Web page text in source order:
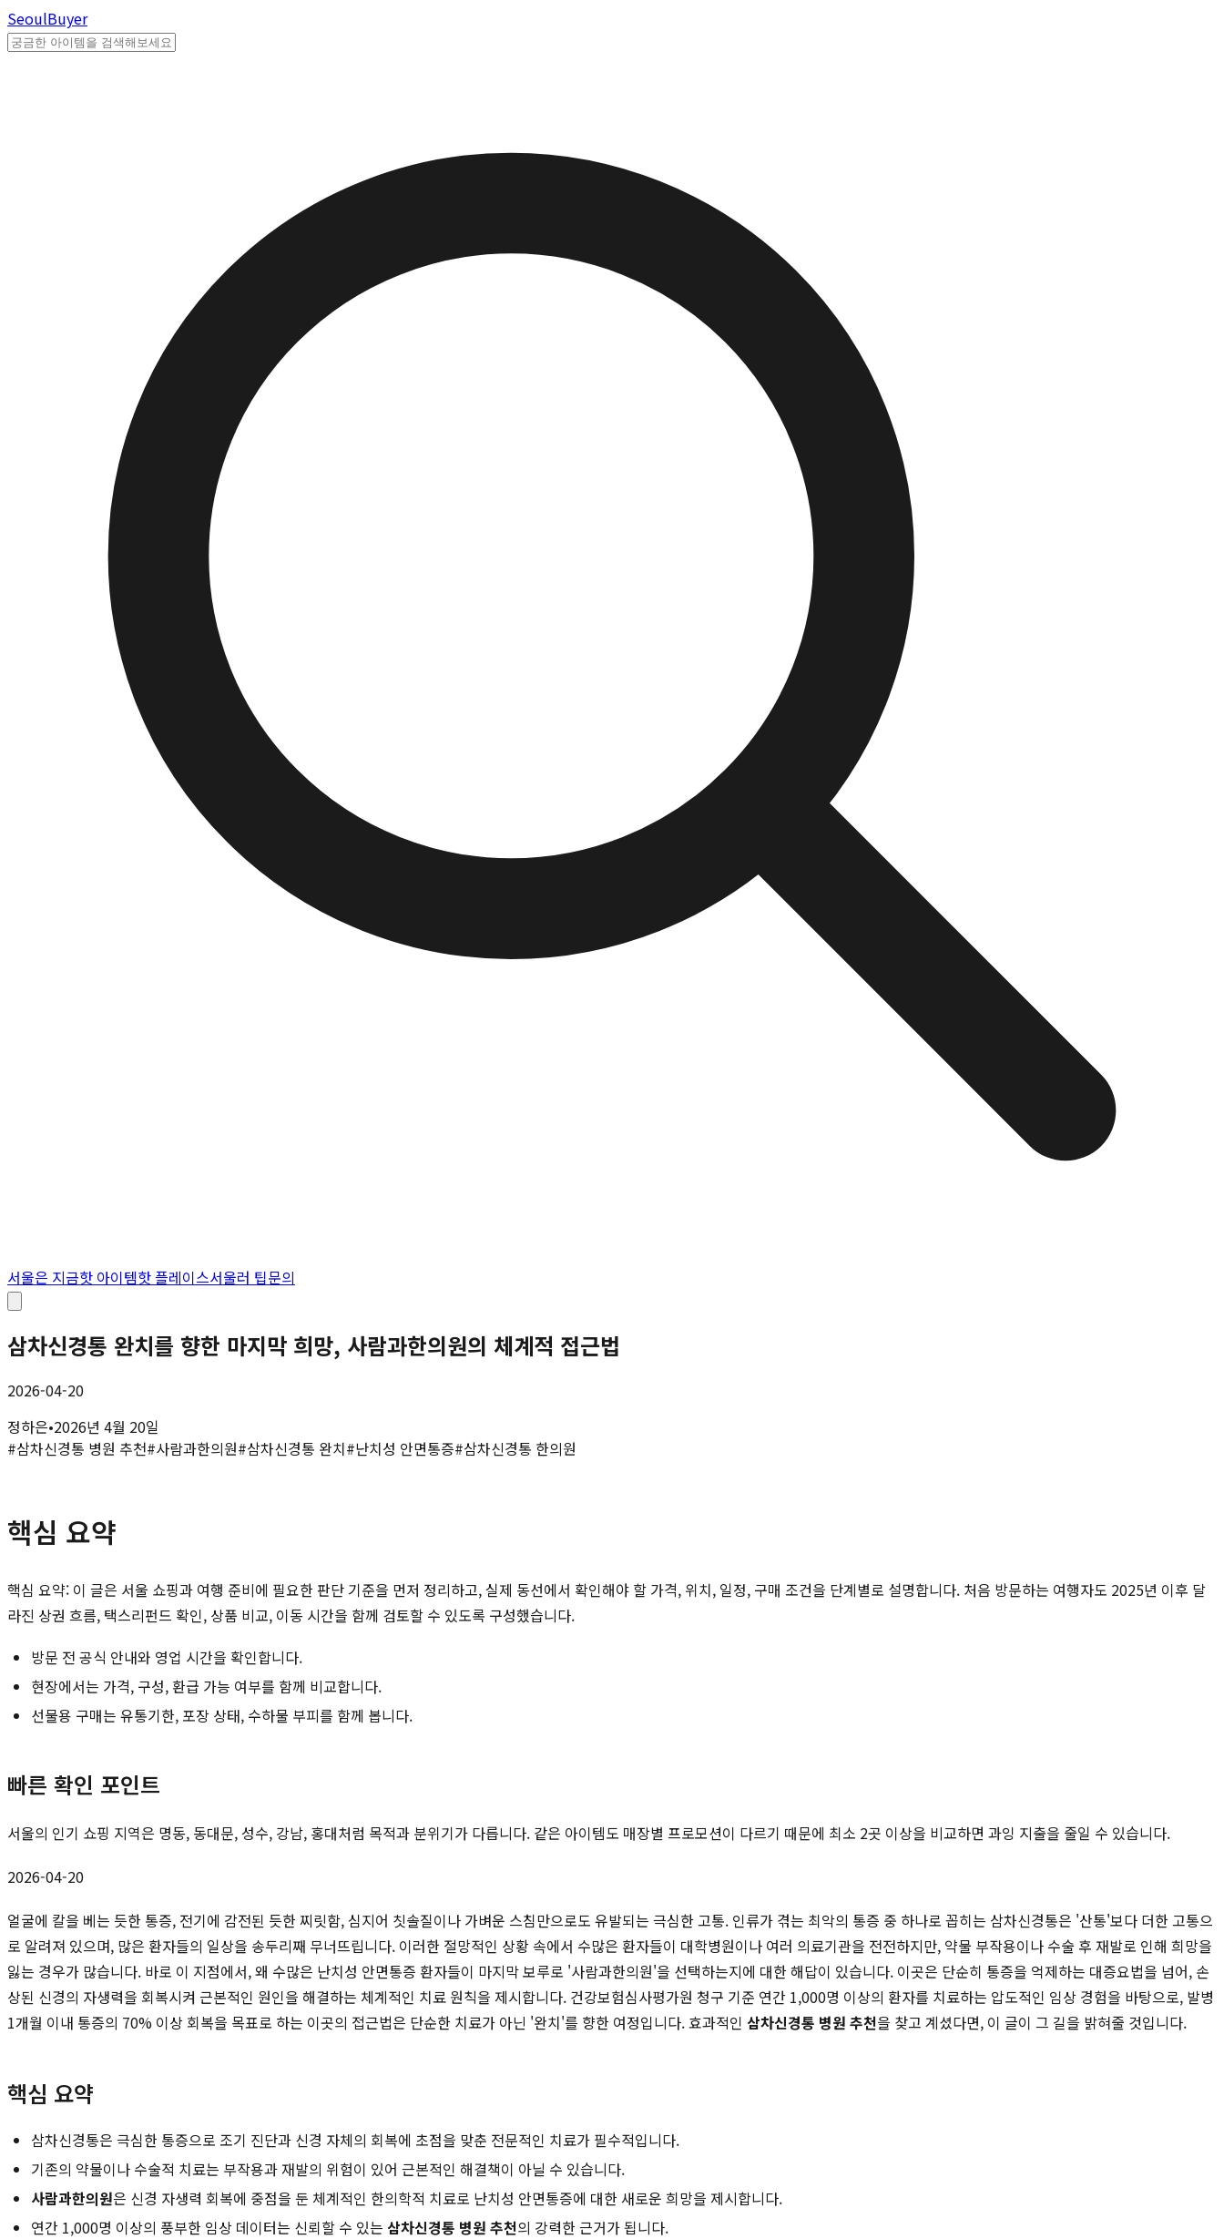
SeoulBuyer
서울은 지금핫 아이템핫 플레이스서울러 팁문의
삼차신경통 완치를 향한 마지막 희망, 사람과한의원의 체계적 접근법
2026-04-20
정하은•2026년 4월 20일
#삼차신경통 병원 추천#사람과한의원#삼차신경통 완치#난치성 안면통증#삼차신경통 한의원
핵심 요약
핵심 요약: 이 글은 서울 쇼핑과 여행 준비에 필요한 판단 기준을 먼저 정리하고, 실제 동선에서 확인해야 할 가격, 위치, 일정, 구매 조건을 단계별로 설명합니다. 처음 방문하는 여행자도 2025년 이후 달
라진 상권 흐름, 택스리펀드 확인, 상품 비교, 이동 시간을 함께 검토할 수 있도록 구성했습니다.
방문 전 공식 안내와 영업 시간을 확인합니다.
현장에서는 가격, 구성, 환급 가능 여부를 함께 비교합니다.
선물용 구매는 유통기한, 포장 상태, 수하물 부피를 함께 봅니다.
빠른 확인 포인트
서울의 인기 쇼핑 지역은 명동, 동대문, 성수, 강남, 홍대처럼 목적과 분위기가 다릅니다. 같은 아이템도 매장별 프로모션이 다르기 때문에 최소 2곳 이상을 비교하면 과잉 지출을 줄일 수 있습니다.
2026-04-20
얼굴에 칼을 베는 듯한 통증, 전기에 감전된 듯한 찌릿함, 심지어 칫솔질이나 가벼운 스침만으로도 유발되는 극심한 고통. 인류가 겪는 최악의 통증 중 하나로 꼽히는 삼차신경통은 '산통'보다 더한 고통으
로 알려져 있으며, 많은 환자들의 일상을 송두리째 무너뜨립니다. 이러한 절망적인 상황 속에서 수많은 환자들이 대학병원이나 여러 의료기관을 전전하지만, 약물 부작용이나 수술 후 재발로 인해 희망을
잃는 경우가 많습니다. 바로 이 지점에서, 왜 수많은 난치성 안면통증 환자들이 마지막 보루로 '사람과한의원'을 선택하는지에 대한 해답이 있습니다. 이곳은 단순히 통증을 억제하는 대증요법을 넘어, 손
상된 신경의 자생력을 회복시켜 근본적인 원인을 해결하는 체계적인 치료 원칙을 제시합니다. 건강보험심사평가원 청구 기준 연간 1,000명 이상의 환자를 치료하는 압도적인 임상 경험을 바탕으로, 발병
1개월 이내 통증의 70% 이상 회복을 목표로 하는 이곳의 접근법은 단순한 치료가 아닌 '완치'를 향한 여정입니다. 효과적인 삼차신경통 병원 추천을 찾고 계셨다면, 이 글이 그 길을 밝혀줄 것입니다.
핵심 요약
삼차신경통은 극심한 통증으로 조기 진단과 신경 자체의 회복에 초점을 맞춘 전문적인 치료가 필수적입니다.
기존의 약물이나 수술적 치료는 부작용과 재발의 위험이 있어 근본적인 해결책이 아닐 수 있습니다.
사람과한의원은 신경 자생력 회복에 중점을 둔 체계적인 한의학적 치료로 난치성 안면통증에 대한 새로운 희망을 제시합니다.
연간 1,000명 이상의 풍부한 임상 데이터는 신뢰할 수 있는 삼차신경통 병원 추천의 강력한 근거가 됩니다.